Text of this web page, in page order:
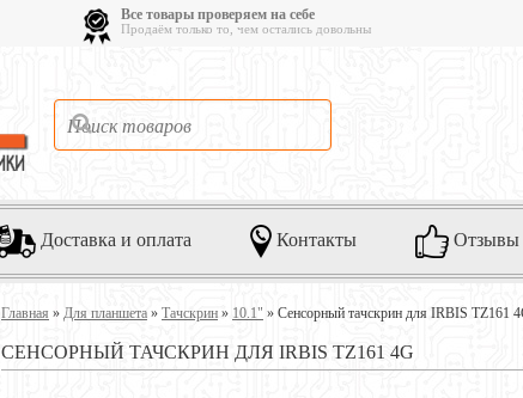
Все товары проверяем на себе
Продаём только то, чем остались довольны
Доставка и оплата Контакты Отзывы
Главная » Для планшета » Тачскрин » 10.1" » Сенсорный тачскрин для IRBIS TZ161
СЕНСОРНЫЙ ТАЧСКРИН ДЛЯ IRBIS TZ161 4G